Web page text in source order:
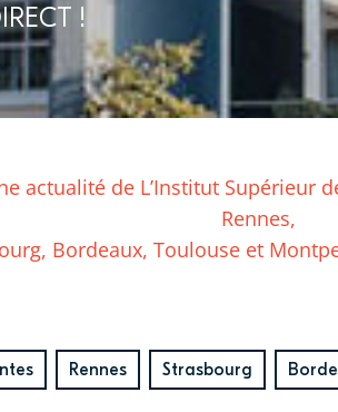
!
actualité de L’Institut Supérieur
Rennes,
Bordeaux, Toulouse et
Rennes Strasbourg